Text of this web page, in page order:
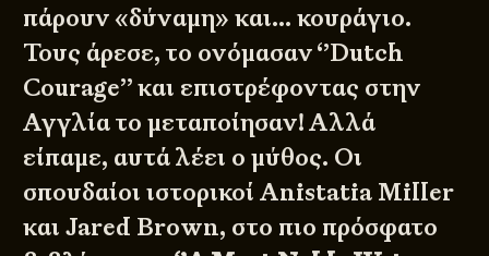
πάρουν «δύναμη» και… κουράγιο.
Τους άρεσε, το ονόμασαν ‘’Dutch
Courage’’ και επιστρέφοντας στην
Αγγλία το μεταποίησαν! Αλλά
είπαμε, αυτά λέει ο μύθος. Οι
σπουδαίοι ιστορικοί Anistatia Miller
και Jared Brown, στο πιο πρόσφατο